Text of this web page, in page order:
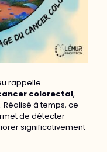
rappelle
colorectal,
à temps, ce
de détecter
significativement